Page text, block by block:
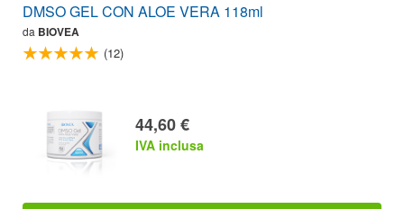
DMSO GEL CON ALOE VERA 118ml
da BIOVEA
(12)
44,60 €
IVA inclusa